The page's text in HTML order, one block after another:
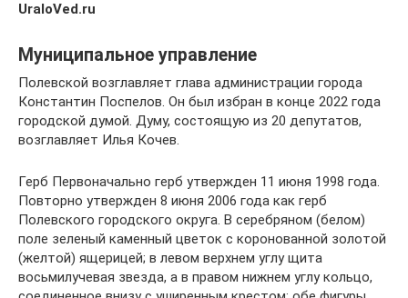
UraloVed.ru
Муниципальное управление
Полевской возглавляет глава администрации города
Константин Поспелов. Он был избран в конце 2022 года
городской думой. Думу, состоящую из 20 депутатов,
возглавляет Илья Кочев.
Герб Первоначально герб утвержден 11 июня 1998 года.
Повторно утвержден 8 июня 2006 года как герб
Полевского городского округа. В серебряном (белом)
поле зеленый каменный цветок с коронованной золотой
(желтой) ящерицей; в левом верхнем углу щита
восьмилучевая звезда, а в правом нижнем углу кольцо,